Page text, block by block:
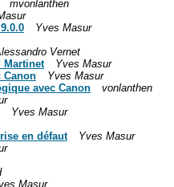
mvonlanthen
Yves Masur
Vernet
Martinet
Yves Masur
Canon
Yves Masur
avec Canon
vonlanthen
Yves Masur
en défaut
Yves Masur
Masur